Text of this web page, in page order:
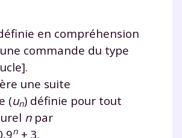
en compréhension
commande du type
.
une suite
(un) définie pour tout
npar
n + 3.